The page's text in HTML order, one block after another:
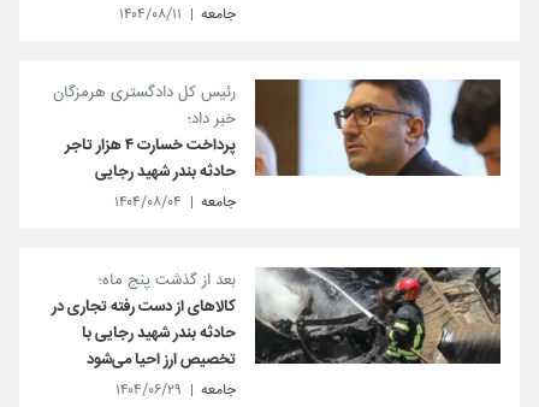
جامعه ۱۴۰۴/۰۸/۱۱
رئیس کل دادگستری هرمزگان
خبر داد؛
پرداخت خسارت ۴ هزار تاجر
حادثه بندر شهید رجایی
جامعه ۱۴۰۴/۰۸/۰۴
بعد از گذشت پنج ماه؛
کالاهای از دست رفته تجاری در
حادثه بندر شهید رجایی با
تخصیص ارز احیا می‌شود
جامعه ۱۴۰۴/۰۶/۲۹